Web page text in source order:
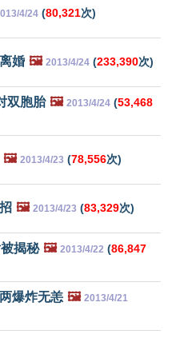
4/24 (80,321次)
婚 🖼️ 2013/4/24 (233,390次)
双胞胎 🖼️ 2013/4/24 (53,468
🖼️ 2013/4/23 (78,556次)
🖼️ 2013/4/23 (83,329次)
揭秘 🖼️ 2013/4/22 (86,847
爆炸无恙 🖼️ 2013/4/21